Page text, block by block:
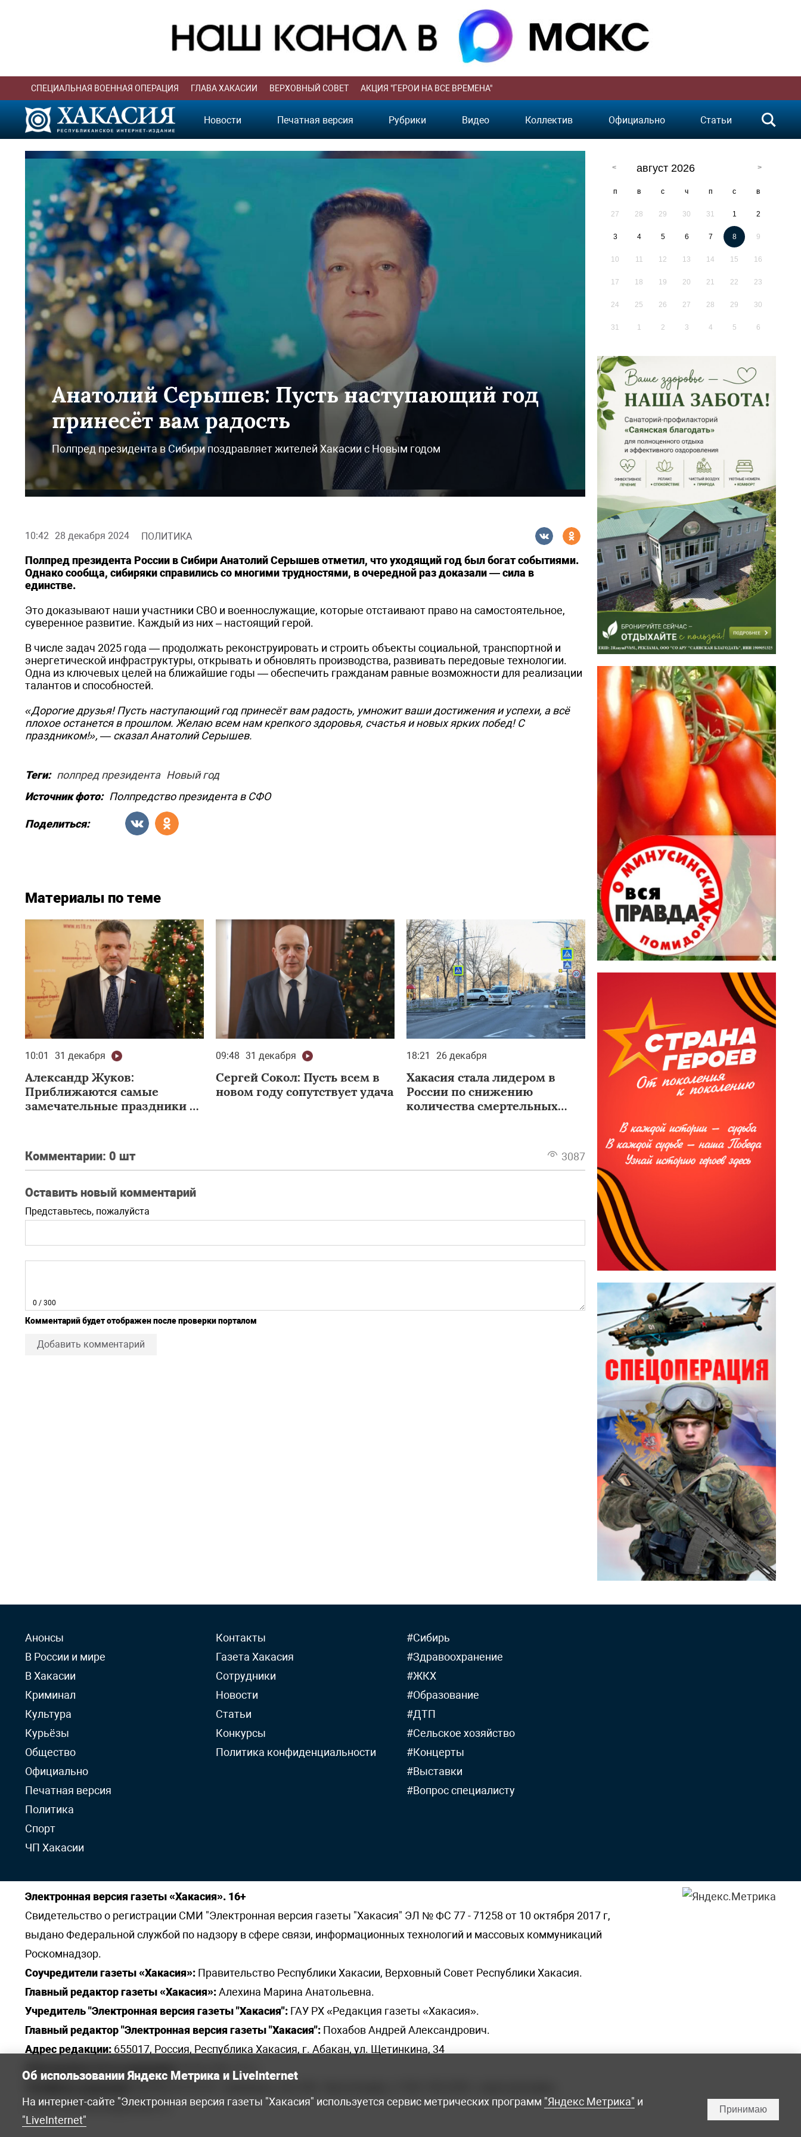
СПЕЦИАЛЬНАЯ ВОЕННАЯ ОПЕРАЦИЯ ГЛАВА ХАКАСИИ ВЕРХОВНЫЙ СОВЕТ АКЦИЯ "ГЕРОИ НА ВСЕ ВРЕМЕНА"
Новости Печатная версия Рубрики Видео Коллектив Официально Статьи
Анатолий Серышев: Пусть наступающий год
принесёт вам радость
Полпред президента в Сибири поздравляет жителей Хакасии с Новым годом
10:42 28 декабря 2024 ПОЛИТИКА
Полпред президента России в Сибири Анатолий Серышев отметил, что уходящий год был богат событиями.
Однако сообща, сибиряки справились со многими трудностями, в очередной раз доказали — сила в
единстве.
Это доказывают наши участники СВО и военнослужащие, которые отстаивают право на самостоятельное,
суверенное развитие. Каждый из них – настоящий герой.
В числе задач 2025 года — продолжать реконструировать и строить объекты социальной, транспортной и
энергетической инфраструктуры, открывать и обновлять производства, развивать передовые технологии.
Одна из ключевых целей на ближайшие годы — обеспечить гражданам равные возможности для реализации
талантов и способностей.
«Дорогие друзья! Пусть наступающий год принесёт вам радость, умножит ваши достижения и успехи, а всё
плохое останется в прошлом. Желаю всем нам крепкого здоровья, счастья и новых ярких побед! С
праздником!», — сказал Анатолий Серышев.
Теги: полпред президента Новый год
Источник фото: Полпредство президента в СФО
Поделиться:
Материалы по теме
10:01 31 декабря
Александр Жуков:
Приближаются самые
замечательные праздники в
09:48 31 декабря
Сергей Сокол: Пусть всем в
новом году сопутствует удача
18:21 26 декабря
Хакасия стала лидером в
России по снижению
количества смертельных
Комментарии: 0 шт 3087
Оставить новый комментарий
Представьтесь, пожалуйста
0 / 300
Комментарий будет отображен после проверки порталом
Добавить комментарий
август 2026
п в с ч п с в
27 28 29 30 31 1 2
3 4 5 6 7 8 9
10 11 12 13 14 15 16
17 18 19 20 21 22 23
24 25 26 27 28 29 30
31 1 2 3 4 5 6
Анонсы
В России и мире
В Хакасии
Криминал
Культура
Курьёзы
Общество
Официально
Печатная версия
Политика
Спорт
ЧП Хакасии
Контакты
Газета Хакасия
Сотрудники
Новости
Статьи
Конкурсы
Политика конфиденциальности
#Сибирь
#Здравоохранение
#ЖКХ
#Образование
#ДТП
#Сельское хозяйство
#Концерты
#Выставки
#Вопрос специалисту
Электронная версия газеты «Хакасия». 16+
Свидетельство о регистрации СМИ "Электронная версия газеты "Хакасия" ЭЛ № ФС 77 - 71258 от 10 октября 2017 г,
выдано Федеральной службой по надзору в сфере связи, информационных технологий и массовых коммуникаций
Роскомнадзор.
Соучредители газеты «Хакасия»: Правительство Республики Хакасии, Верховный Совет Республики Хакасия.
Главный редактор газеты «Хакасия»:Алехина Марина Анатольевна.
Учредитель "Электронная версия газеты "Хакасия": ГАУ РХ «Редакция газеты «Хакасия».
Главный редактор "Электронная версия газеты "Хакасия": Похабов Андрей Александрович.
Адрес редакции: 655017, Россия, Республика Хакасия, г. Абакан, ул. Щетинкина, 34
Электронная почта редакции: khakred@r-19.ru
elena.s.korotkowa@yandex.ru.
Об использовании Яндекс Метрика и LiveInternet
На интернет-сайте "Электронная версия газеты "Хакасия" используется сервис метрических программ "Яндекс Метрика" и
"LiveInternet"
Принимаю